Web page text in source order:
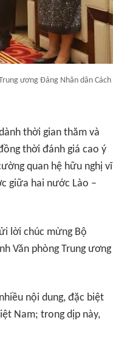
ương Đảng Nhân dân Cách
thời gian thăm và
thời đánh giá cao ý
quan hệ hữu nghị vĩ
giữa hai nước Lào –
lời chúc mừng Bộ
Văn phòng Trung ương
nội dung, đặc biệt
Nam; trong dịp này,